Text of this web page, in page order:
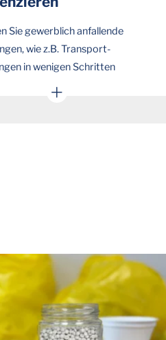
Sie gewerblich anfallende
wie z.B. Transport-
in wenigen Schritten
je Fraktion eingeben